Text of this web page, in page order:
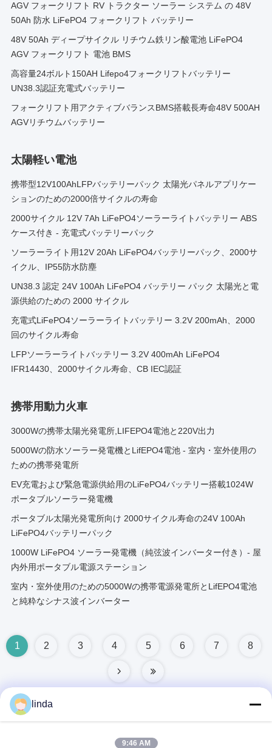
AGV フォークリフト RV トラクター ソーラー システム の 48V
50Ah 防水 LiFePO4 フォークリフト バッテリー
48V 50Ah ディープサイクル リチウム鉄リン酸電池 LiFePO4
AGV フォークリフト 電池 BMS
高容量24ボルト150AH Lifepo4フォークリフトバッテリー
UN38.3認証充電式バッテリー
フォークリフト用アクティブバランスBMS搭載長寿命48V 500AH
AGVリチウムバッテリー
太陽軽い電池
携帯型12V100AhLFPバッテリーパック 太陽光パネルアプリケー
ションのための2000倍サイクルの寿命
2000サイクル 12V 7Ah LiFePO4ソーラーライトバッテリー ABS
ケース付き - 充電式バッテリーパック
ソーラーライト用12V 20Ah LiFePO4バッテリーパック、2000サ
イクル、IP55防水防塵
UN38.3 認定 24V 100Ah LiFePO4 バッテリー パック 太陽光と電
源供給のための 2000 サイクル
充電式LiFePO4ソーラーライトバッテリー 3.2V 200mAh、2000
回のサイクル寿命
LFPソーラーライトバッテリー 3.2V 400mAh LiFePO4
IFR14430、2000サイクル寿命、CB IEC認証
携帯用動力火車
3000Wの携帯太陽光発電所,LIFEPO4電池と220V出力
5000Wの防水ソーラー発電機とLifEPO4電池 - 室内・室外使用の
ための携帯発電所
EV充電および緊急電源供給用のLiFePO4バッテリー搭載1024W
ポータブルソーラー発電機
ポータブル太陽光発電所向け 2000サイクル寿命の24V 100Ah
LiFePO4バッテリーパック
1000W LiFePO4 ソーラー発電機（純弦波インバーター付き）- 屋
内外用ポータブル電源ステーション
室内・室外使用のための5000Wの携帯電源発電所とLifEPO4電池
と純粋なシナス波インバーター
1 2 3 4 5 6 7 8
linda
9:46 AM